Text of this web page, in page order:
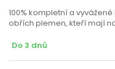
100% kompletní a
obřích plemen, kteří mají
Do 3 dnů